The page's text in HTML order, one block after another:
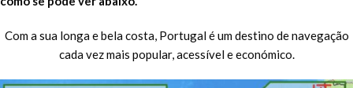
Com a sua longa e bela costa, Portugal é um destino de navegação
cada vez mais popular, acessível e económico.